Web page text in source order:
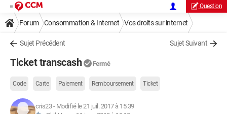
Question
Forum Consommation & Internet Vos droits sur internet
Sujet Précédent Sujet Suivant
Ticket transcash Fermé
Code Carte Paiement Remboursement Ticket
cris23- Modifié le 21 juil. 2017 à 15:39